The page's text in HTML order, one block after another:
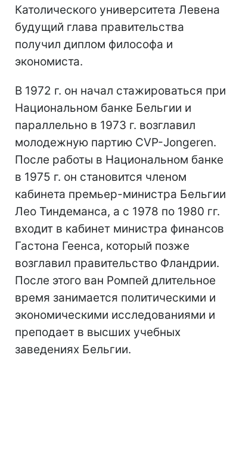
Католического университета Левена
будущий глава правительства
получил диплом философа и
экономиста.
В 1972 г. он начал стажироваться при
Национальном банке Бельгии и
параллельно в 1973 г. возглавил
молодежную партию CVP-Jongeren.
После работы в Национальном банке
в 1975 г. он становится членом
кабинета премьер-министра Бельгии
Лео Тиндеманса, а с 1978 по 1980 гг.
входит в кабинет министра финансов
Гастона Геенса, который позже
возглавил правительство Фландрии.
После этого ван Ромпей длительное
время занимается политическими и
экономическими исследованиями и
преподает в высших учебных
заведениях Бельгии.